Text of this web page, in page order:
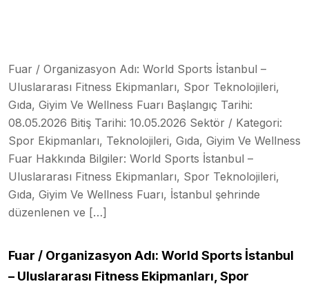
Fuar / Organizasyon Adı: World Sports İstanbul –
Uluslararası Fitness Ekipmanları, Spor Teknolojileri,
Gıda, Giyim Ve Wellness Fuarı Başlangıç Tarihi:
08.05.2026 Bitiş Tarihi: 10.05.2026 Sektör / Kategori:
Spor Ekipmanları, Teknolojileri, Gıda, Giyim Ve Wellness
Fuar Hakkında Bilgiler: World Sports İstanbul –
Uluslararası Fitness Ekipmanları, Spor Teknolojileri,
Gıda, Giyim Ve Wellness Fuarı, İstanbul şehrinde
düzenlenen ve […]
Fuar / Organizasyon Adı: World Sports İstanbul
– Uluslararası Fitness Ekipmanları, Spor